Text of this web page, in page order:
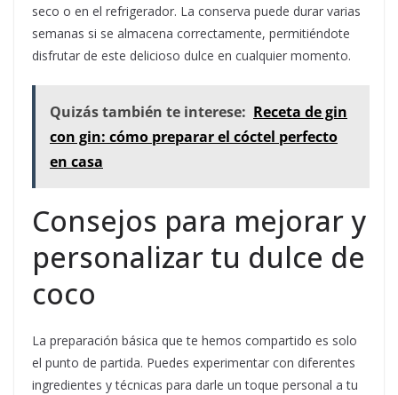
seco o en el refrigerador. La conserva puede durar varias
semanas si se almacena correctamente, permitiéndote
disfrutar de este delicioso dulce en cualquier momento.
Quizás también te interese: Receta de gin
con gin: cómo preparar el cóctel perfecto
en casa
Consejos para mejorar y
personalizar tu dulce de
coco
La preparación básica que te hemos compartido es solo
el punto de partida. Puedes experimentar con diferentes
ingredientes y técnicas para darle un toque personal a tu